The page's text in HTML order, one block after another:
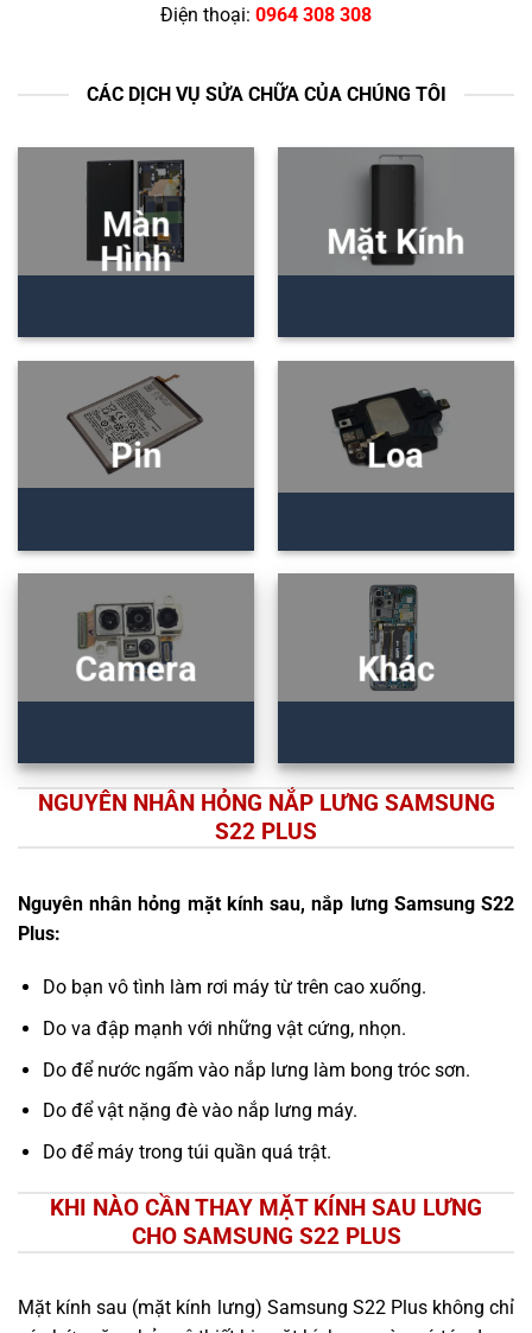
Điện thoại: 0964 308 308
CÁC DỊCH VỤ SỬA CHỮA CỦA CHÚNG TÔI
Màn
Hình
Mặt Kính
Pin Loa
Camera Khác
NGUYÊN NHÂN HỎNG NẮP LƯNG SAMSUNG
S22 PLUS
Nguyên nhân hỏng mặt kính sau, nắp lưng Samsung S22
Plus:
Do bạn vô tình làm rơi máy từ trên cao xuống.
Do va đập mạnh với những vật cứng, nhọn.
Do để nước ngấm vào nắp lưng làm bong tróc sơn.
Do để vật nặng đè vào nắp lưng máy.
Do để máy trong túi quần quá trật.
KHI NÀO CẦN THAY MẶT KÍNH SAU LƯNG
CHO SAMSUNG S22 PLUS
Mặt kính sau (mặt kính lưng) Samsung S22 Plus không chỉ